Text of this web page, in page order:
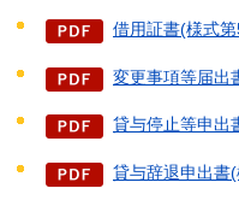
借用証書(様式第
変更事項等届出
貸与停止等申出
貸与辞退申出書(